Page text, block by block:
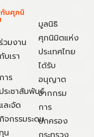
บศุภนิ
ร่วมงาน
กับเรา
การ
ประชาสัมพันธ์
และจัด
กิจกรรมระดม
ทุน
มูลนิธิ
ศุภนิมิตแห่ง
ประเทศไทย
ได้รับ
อนุญาต
จากกรม
การ
ปกครอง